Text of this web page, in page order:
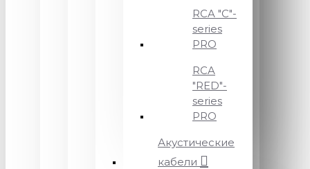
RCA "C"-
series
PRO
RCA
"RED"-
series
PRO
Акустические
кабели